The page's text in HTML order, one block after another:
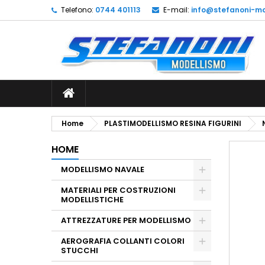
Telefono: 0744 401113 E-mail: info@stefanoni-
Home PLASTIMODELLISMO RESINA FIGURINI
HOME
MODELLISMO NAVALE
MATERIALI PER COSTRUZIONI
MODELLISTICHE
ATTREZZATURE PER MODELLISMO
AEROGRAFIA COLLANTI COLORI
STUCCHI